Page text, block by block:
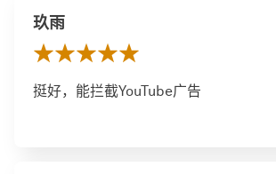
玖雨
挺好，能拦截YouTube广告